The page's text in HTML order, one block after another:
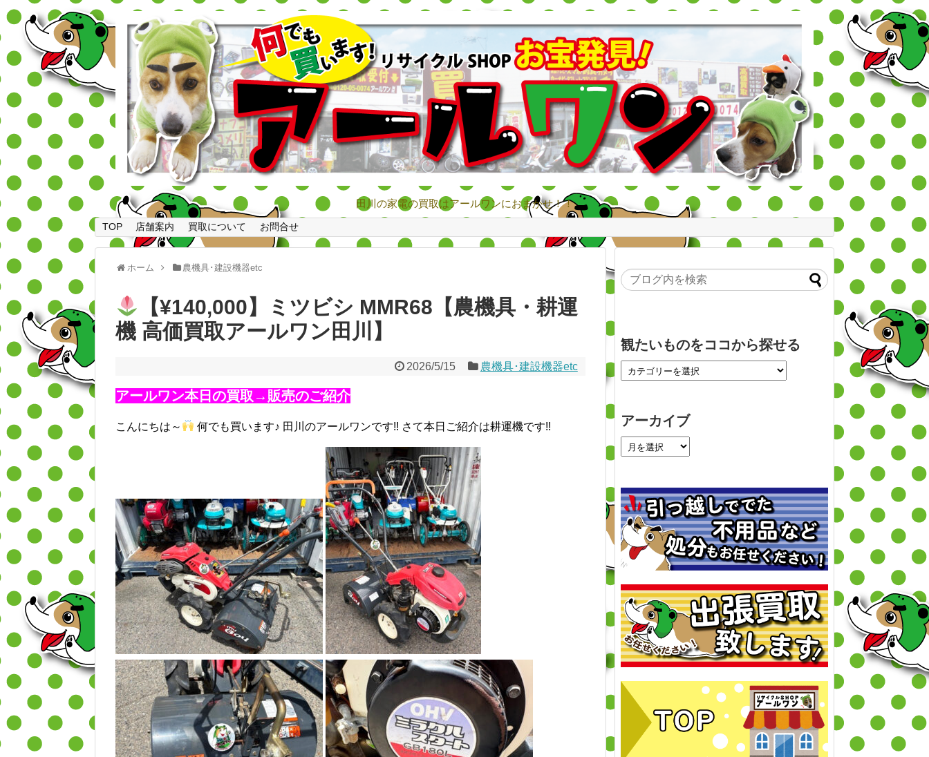
田川の家電の買取はアールワンにおまかせ！！
TOP 店舗案内 買取について お問合せ
ホーム 農機具･建設機器etc
【¥140,000】ミツビシ MMR68【農機具・耕運
機 高価買取アールワン田川】
2026/5/15 農機具･建設機器etc
アールワン本日の買取→販売のご紹介
こんにちは～ 何でも買います♪ 田川のアールワンです!! さて本日ご紹介は耕運機です!!
観たいものをココから探せる
アーカイブ